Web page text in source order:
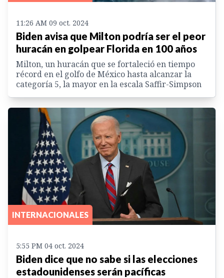
11:26 AM 09 oct. 2024
Biden avisa que Milton podría ser el peor
huracán en golpear Florida en 100 años
Milton, un huracán que se fortaleció en tiempo
récord en el golfo de México hasta alcanzar la
categoría 5, la mayor en la escala Saffir-Simpson
INTERNACIONALES
5:55 PM 04 oct. 2024
Biden dice que no sabe si las elecciones
estadounidenses serán pacíficas